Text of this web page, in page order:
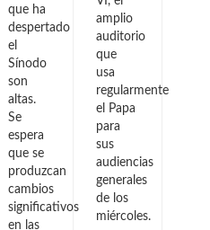
que ha
despertado
el
Sínodo
son
altas.
Se
espera
que se
produzcan
cambios
significativos
en las
amplio
auditorio
que
usa
regularmente
el Papa
para
sus
audiencias
generales
de los
miércoles.